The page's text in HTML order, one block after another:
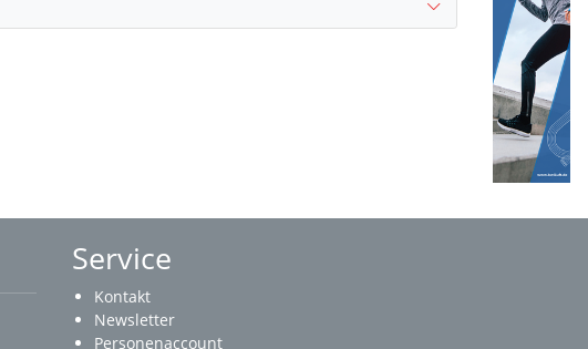
Service
Kontakt
Newsletter
Personenaccount